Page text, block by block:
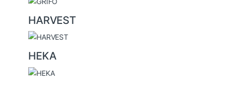
HARVEST
HEKA